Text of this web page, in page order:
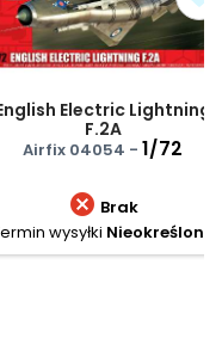
Electric Lightning
F.2A
Airfix 04054 - 1/72
 Brak
wysyłki Nieokreślony